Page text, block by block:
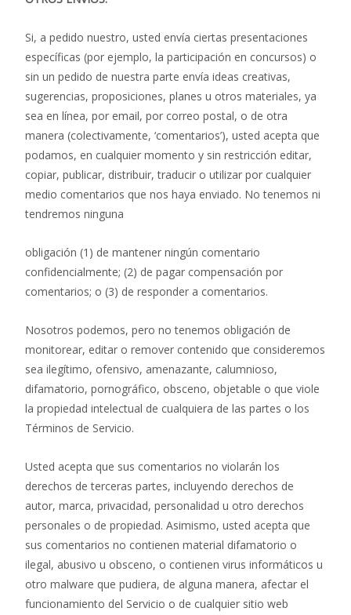
Si, a pedido nuestro, usted envía ciertas presentaciones
específicas (por ejemplo, la participación en concursos) o
sin un pedido de nuestra parte envía ideas creativas,
sugerencias, proposiciones, planes u otros materiales, ya
sea en línea, por email, por correo postal, o de otra
manera (colectivamente, ‘comentarios’), usted acepta que
podamos, en cualquier momento y sin restricción editar,
copiar, publicar, distribuir, traducir o utilizar por cualquier
medio comentarios que nos haya enviado. No tenemos ni
tendremos ninguna
obligación (1) de mantener ningún comentario
confidencialmente; (2) de pagar compensación por
comentarios; o (3) de responder a comentarios.
Nosotros podemos, pero no tenemos obligación de
monitorear, editar o remover contenido que consideremos
sea ilegítimo, ofensivo, amenazante, calumnioso,
difamatorio, pornográfico, obsceno, objetable o que viole
la propiedad intelectual de cualquiera de las partes o los
Términos de Servicio.
Usted acepta que sus comentarios no violarán los
derechos de terceras partes, incluyendo derechos de
autor, marca, privacidad, personalidad u otro derechos
personales o de propiedad. Asimismo, usted acepta que
sus comentarios no contienen material difamatorio o
ilegal, abusivo u obsceno, o contienen virus informáticos u
otro malware que pudiera, de alguna manera, afectar el
funcionamiento del Servicio o de cualquier sitio web